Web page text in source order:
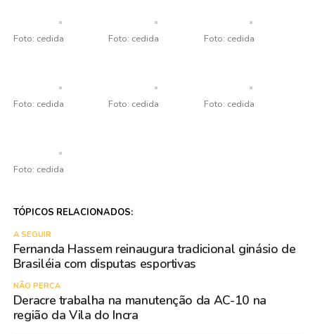
Foto: cedida Foto: cedida Foto: cedida
Foto: cedida Foto: cedida Foto: cedida
Foto: cedida
TÓPICOS RELACIONADOS:
A SEGUIR
Fernanda Hassem reinaugura tradicional ginásio de
Brasiléia com disputas esportivas
NÃO PERCA
Deracre trabalha na manutenção da AC-10 na
região da Vila do Incra